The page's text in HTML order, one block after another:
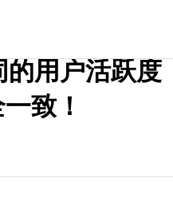
的用户活跃度
致！